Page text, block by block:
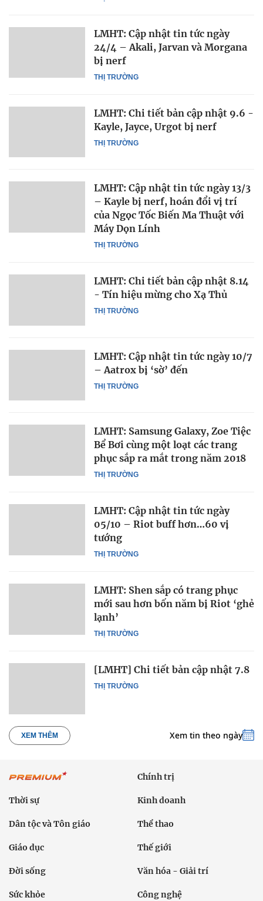
THỊ TRƯỜNG
LMHT: Cập nhật tin tức ngày
24/4 – Akali, Jarvan và Morgana
bị nerf
THỊ TRƯỜNG
LMHT: Chi tiết bản cập nhật 9.6 -
Kayle, Jayce, Urgot bị nerf
THỊ TRƯỜNG
LMHT: Cập nhật tin tức ngày 13/3
– Kayle bị nerf, hoán đổi vị trí
của Ngọc Tốc Biến Ma Thuật với
Máy Dọn Lính
THỊ TRƯỜNG
LMHT: Chi tiết bản cập nhật 8.14
- Tín hiệu mừng cho Xạ Thủ
THỊ TRƯỜNG
LMHT: Cập nhật tin tức ngày 10/7
– Aatrox bị ‘sờ’ đến
THỊ TRƯỜNG
LMHT: Samsung Galaxy, Zoe Tiệc
Bể Bơi cùng một loạt các trang
phục sắp ra mắt trong năm 2018
THỊ TRƯỜNG
LMHT: Cập nhật tin tức ngày
05/10 – Riot buff hơn…60 vị
tướng
THỊ TRƯỜNG
LMHT: Shen sắp có trang phục
mới sau hơn bốn năm bị Riot ‘ghẻ
lạnh’
THỊ TRƯỜNG
[LMHT] Chi tiết bản cập nhật 7.8
XEM THÊM Xem tin theo ngày
Chính trị
Thời sự Kinh doanh
Dân tộc và Tôn giáo Thể thao
Giáo dục Thế giới
Đời sống Văn hóa - Giải trí
Sức khỏe Công nghệ